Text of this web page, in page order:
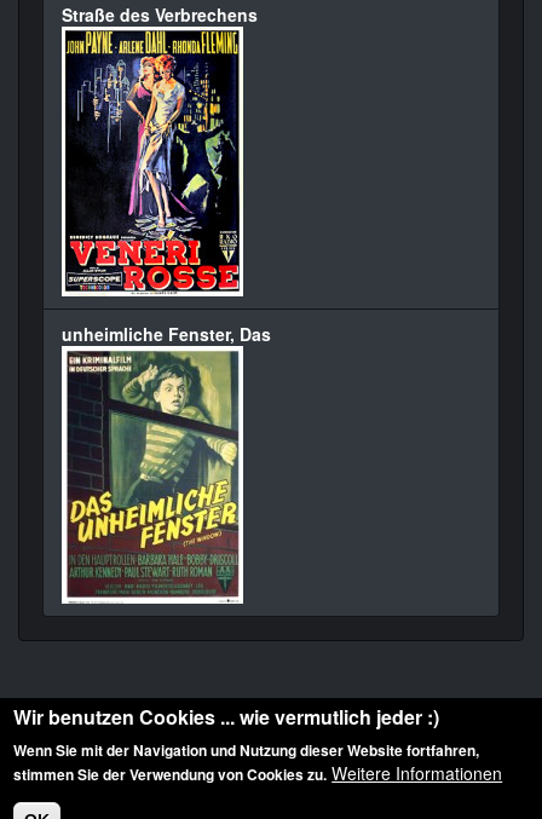
Straße des Verbrechens
unheimliche Fenster, Das
Diese Website ist urheberrechtlich geschützt: © 2010-2026 der Film Noir de. Alle
Rechte vorbehalten.
Wir benutzen Cookies ... wie vermutlich jeder :)
Wenn Sie mit der Navigation und Nutzung dieser Website fortfahren,
stimmen Sie der Verwendung von Cookies zu. Weitere Informationen